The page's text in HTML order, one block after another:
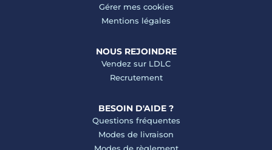
Gérer mes cookies
Mentions légales
NOUS REJOINDRE
Vendez sur LDLC
Recrutement
BESOIN D'AIDE ?
Questions fréquentes
Modes de livraison